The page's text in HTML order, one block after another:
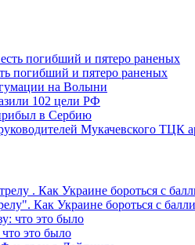
погибший и пятеро раненых
на Волыни
102 цели РФ
в Сербию
Мукачевского ТЦК
Как Украине бороться с
это было